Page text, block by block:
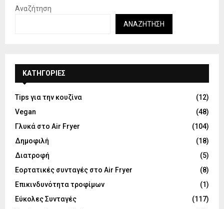
Αναζήτηση
ΑΝΑΖΉΤΗΣΗ
KΑΤΗΓΟΡΊΕΣ
Tips για την κουζίνα
(12)
Vegan
(48)
Γλυκά στο Air Fryer
(104)
Δημοφιλή
(18)
Διατροφή
(5)
Εορτατικές συνταγές στο Air Fryer
(8)
Επικινδυνότητα τροφίμων
(1)
Εύκολες Συνταγές
(117)